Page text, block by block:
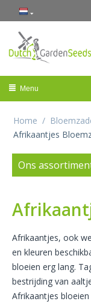
Menu
Home /
Afrikaantjes
Ons
Afrikaantjes, ook
en kleuren
bloeien erg lang.
bestrijding van
Afrikaantjes